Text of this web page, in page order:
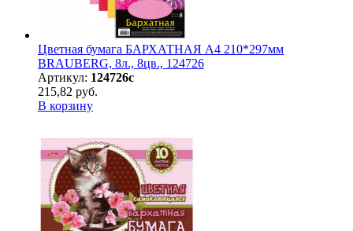
Цветная бумага БАРХАТНАЯ А4 210*297мм
BRAUBERG, 8л., 8цв., 124726
Артикул: 124726с
215,82 руб.
В корзину